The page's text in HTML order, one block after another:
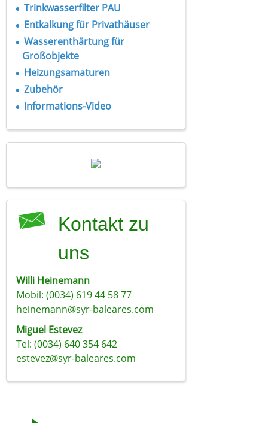
Trinkwasserfilter PAU
Entkalkung für Privathäuser
Wasserenthärtung für
Großobjekte
Heizungsamaturen
Zubehör
Informations-Video
Kontakt zu
uns
Willi Heinemann
Mobil: (0034) 619 44 58 77
heinemann@syr-baleares.com
Miguel Estevez
Tel: (0034) 640 354 642
estevez@syr-baleares.com